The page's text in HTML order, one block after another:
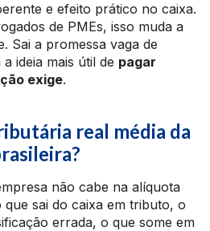
e efeito prático no caixa.
de PMEs, isso muda a
Sai a promessa vaga de
ideia mais útil de pagar
exige.
real média da
não cabe na alíquota
sai do caixa em tributo, o
errada, o que some em